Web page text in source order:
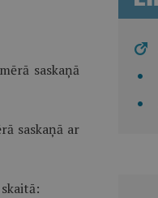
saskaņā
saskaņā ar